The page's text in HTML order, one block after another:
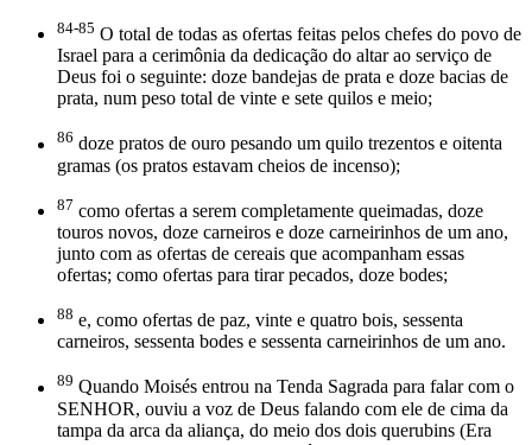
84-85 O total de todas as ofertas feitas pelos chefes do povo de
Israel para a cerimônia da dedicação do altar ao serviço de
Deus foi o seguinte: doze bandejas de prata e doze bacias de
prata, num peso total de vinte e sete quilos e meio;
86 doze pratos de ouro pesando um quilo trezentos e oitenta
gramas (os pratos estavam cheios de incenso);
87 como ofertas a serem completamente queimadas, doze
touros novos, doze carneiros e doze carneirinhos de um ano,
junto com as ofertas de cereais que acompanham essas
ofertas; como ofertas para tirar pecados, doze bodes;
88 e, como ofertas de paz, vinte e quatro bois, sessenta
carneiros, sessenta bodes e sessenta carneirinhos de um ano.
89 Quando Moisés entrou na Tenda Sagrada para falar com o
SENHOR, ouviu a voz de Deus falando com ele de cima da
tampa da arca da aliança, do meio dos dois querubins (Era